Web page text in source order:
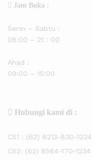
Jam Buka :
Senin – Sabtu :
08:00 – 21 : 00
Ahad :
09:00 – 15:00
Hubungi kami di :
CS1 : (62) 8213-830-1234
CS2: (62) 8564-170-1234